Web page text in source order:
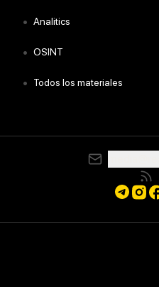
• Analitics
• OSINT
• Todos los materiales